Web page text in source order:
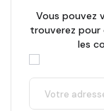
Vous pouvez
trouverez
les